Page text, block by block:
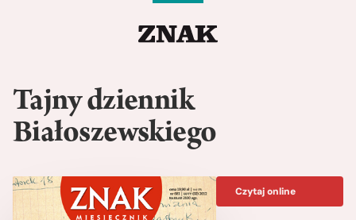
Tajny dziennik
Białoszewskiego
Czytaj online